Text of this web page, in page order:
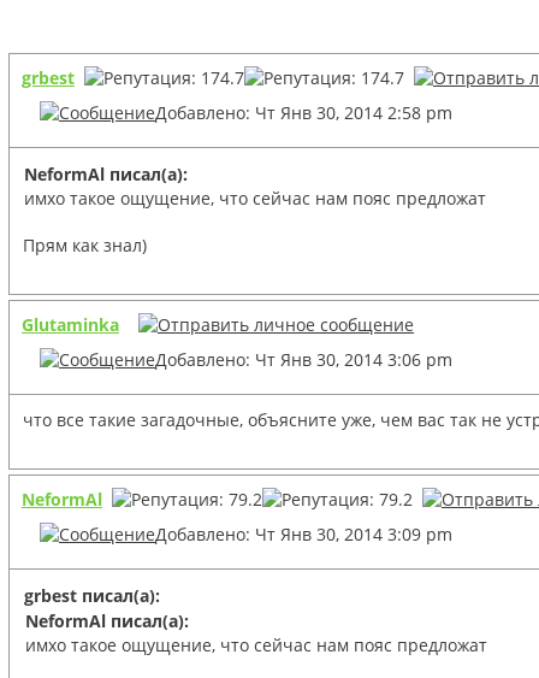
grbest
Добавлено: Чт Янв 30, 2014 2:58 pm
NeformAl писал(а):
имхо такое ощущение, что сейчас нам пояс предложат
Прям как знал)
Glutaminka
Добавлено: Чт Янв 30, 2014 3:06 pm
что все такие загадочные, объясните уже, чем вас так не
NeformAl
Добавлено: Чт Янв 30, 2014 3:09 pm
grbest писал(а):
NeformAl писал(а):
имхо такое ощущение, что сейчас нам пояс предложат